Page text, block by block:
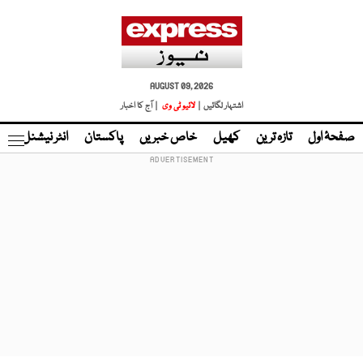
AUGUST 09, 2026
اشتہار لگائیں |
لائیو ٹی وی | آج کا اخبار
صفحۂ اول تازہ ترین کھیل خاص خبریں پاکستان انٹر نیشنل